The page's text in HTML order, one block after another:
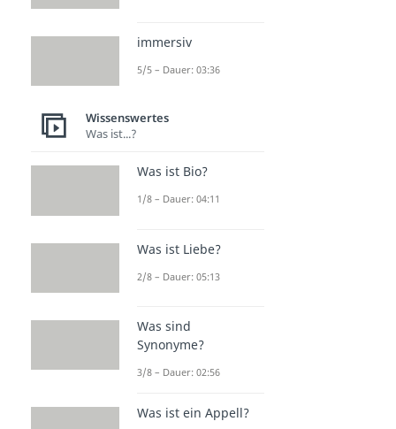
immersiv
5/5 – Dauer: 03:36
Wissenswertes
Was ist...?
Was ist Bio?
1/8 – Dauer: 04:11
Was ist Liebe?
2/8 – Dauer: 05:13
Was sind
Synonyme?
3/8 – Dauer: 02:56
Was ist ein Appell?